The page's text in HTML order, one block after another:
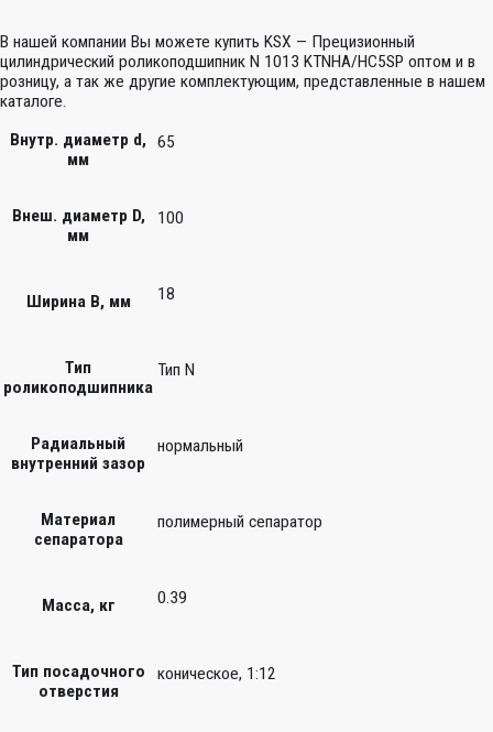
В нашей компании Вы можете купить KSX — Прецизионный
цилиндрический роликоподшипник N 1013 KTNHA/HC5SP оптом и в
розницу, а так же другие комплектующим, представленные в нашем
каталоге.
Внутр. диаметр d,
мм
65
Внеш. диаметр D,
мм
100
Ширина B, мм 18
Тип
роликоподшипника
Тип N
Радиальный
внутренний зазор
нормальный
Материал
сепаратора
полимерный сепаратор
Масса, кг 0.39
Тип посадочного
отверстия
коническое, 1:12